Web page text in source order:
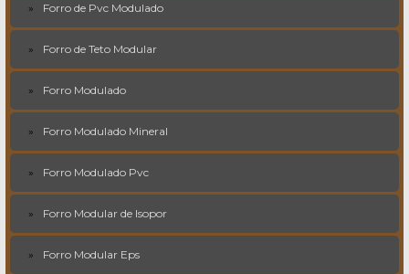
Forro de Pvc Modulado
Forro de Teto Modular
Forro Modulado
Forro Modulado Mineral
Forro Modulado Pvc
Forro Modular de Isopor
Forro Modular Eps